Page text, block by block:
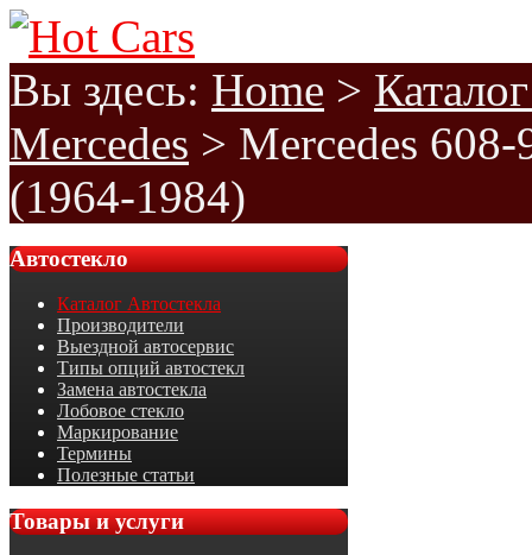
Вы здесь: Home >
Mercedes > Mercedes
(1964-1984)
Автостекло
Каталог Автостекла
Производители
Выездной автосервис
Типы опций автостекл
Замена автостекла
Лобовое стекло
Маркирование
Термины
Полезные статьи
Товарыи услуги